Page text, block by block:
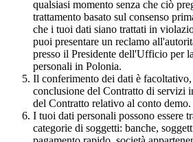
qualsiasi momento senza che ciò
trattamento basato sul consenso
che i tuoi dati siano trattati in
puoi presentare un reclamo
presso il Presidente dell'Ufficio per
personali in Polonia.
Il conferimento dei dati è facoltativo,
conclusione del Contratto di servizi
del Contratto relativo al conto demo.
I tuoi dati personali possono essere
categorie di soggetti: banche,